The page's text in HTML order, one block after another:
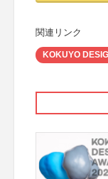
関連リンク
KOKUYO